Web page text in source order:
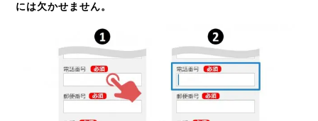
には欠かせません。